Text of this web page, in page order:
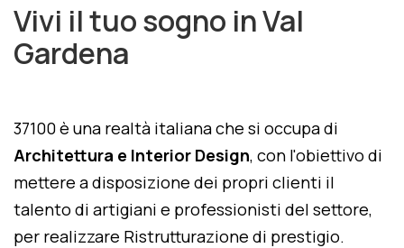
Vivi il tuo sogno in Val
Gardena
37100 è una realtà italiana che si occupa di
Architettura e Interior Design, con l'obiettivo di
mettere a disposizione dei propri clienti il
talento di artigiani e professionisti del settore,
per realizzare Ristrutturazione di prestigio.